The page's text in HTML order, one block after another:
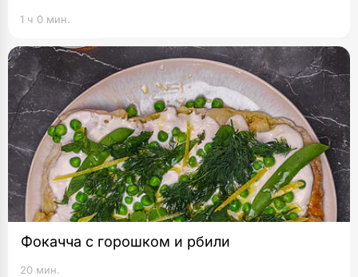
1 ч 0 мин.
Фокачча с горошком и рбили
20 мин.